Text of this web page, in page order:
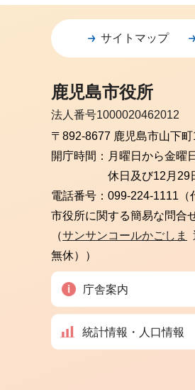
サイトマップ
鹿児島市役所
法人番号1000020462012
〒892-8677 鹿児島市山下
開庁時間： 月曜日から金曜日
休日及び12月29
電話番号： 099-224-1111（
市役所に関する簡易な問合
（サンサンコールかごしま
無休））
庁舎案内
統計情報・人口情報